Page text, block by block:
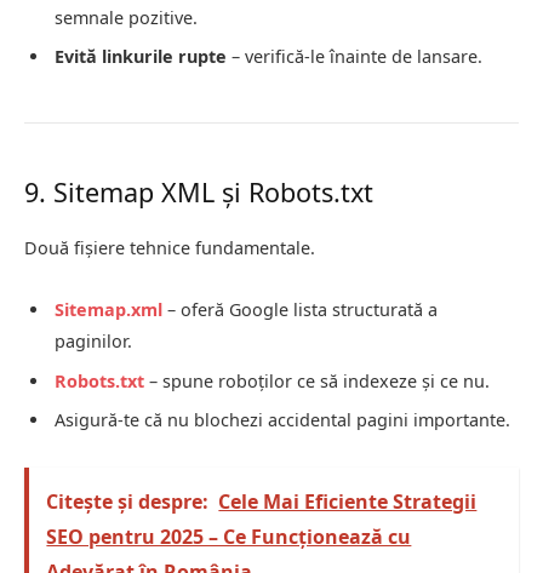
semnale pozitive.
Evită linkurile rupte – verifică-le înainte de lansare.
9. Sitemap XML și Robots.txt
Două fișiere tehnice fundamentale.
Sitemap.xml – oferă Google lista structurată a
paginilor.
Robots.txt – spune roboților ce să indexeze și ce nu.
Asigură-te că nu blochezi accidental pagini importante.
Citește și despre: Cele Mai Eficiente Strategii
SEO pentru 2025 – Ce Funcționează cu